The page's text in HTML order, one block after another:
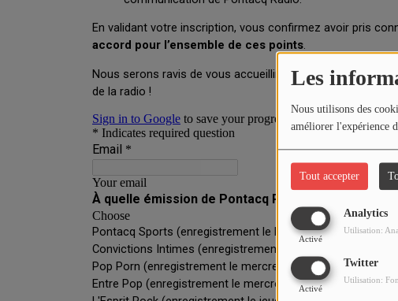
Les
Nous utilisons des
améliorer l'expérience
Tout accepter
Analytics
Activé
Utilisation:
Twitter
Activé
Utilisation:
ÉDUCATION AUX MÉDIAS ET À
L'INFORMATION
ÉCOUTEZ LES PRODUCTIONS
VENEZ DANS LE PUBLIC !
CRÉATIONS AUDIOVISUELLES